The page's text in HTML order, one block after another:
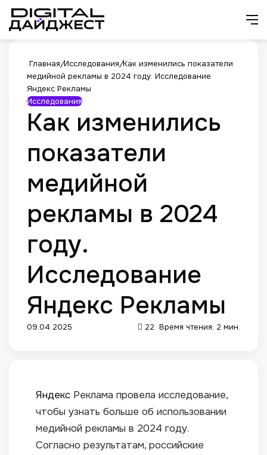
Главная/Исследования/Как изменились показатели
медийной рекламы в 2024 году. Исследование
Яндекс Рекламы
Исследования
Как изменились
показатели
медийной
рекламы в 2024
году.
Исследование
Яндекс Рекламы
09.04.2025 22 Время чтения: 2 мин.
Яндекс Реклама провела исследование,
чтобы узнать больше об использовании
медийной рекламы в 2024 году.
Согласно результатам, российские